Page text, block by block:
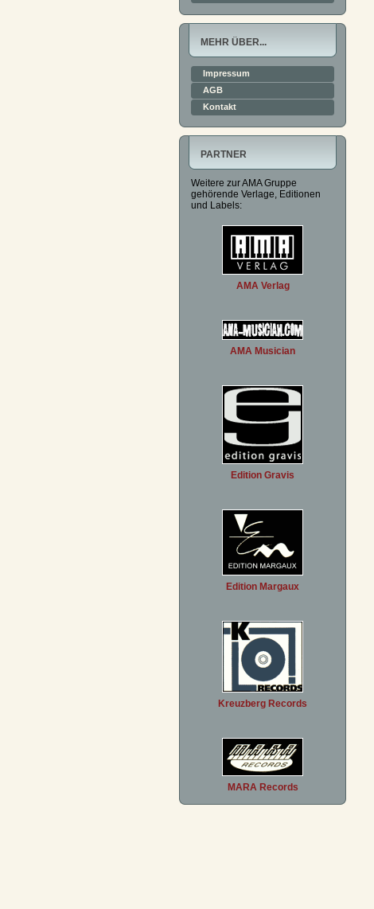
MEHR ÜBER...
Impressum
AGB
Kontakt
PARTNER
Weitere zur AMA Gruppe
gehörende Verlage, Editionen
und Labels:
AMA Verlag
AMA Musician
Edition Gravis
Edition Margaux
Kreuzberg Records
MARA Records